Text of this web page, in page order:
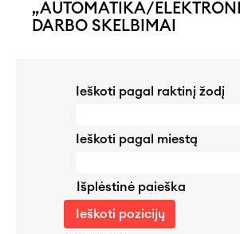
„AUTOMATIKA/
DARBO SKELBIMAI
Ieškoti pagal raktinį žodį
Ieškoti pagal miestą
Išplėstinė paieška